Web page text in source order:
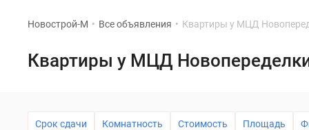
Новостройки
Новостройки
Новостройки
Новострой-М • Все объявления • Квартиры у МЦД
Квартиры у МЦД
Срок сдачи Комнатность Стоимость Площадь